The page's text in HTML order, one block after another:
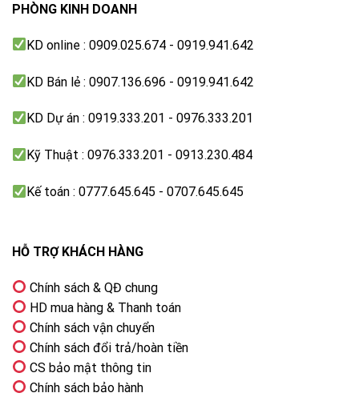
OTS Lite – Âm thanh chuyển động theo hình ảnh
dung
hợp. Nhờ đó lời thoại, nhạc nền và hiệu ứng được cân
Q-Symphony đồng bộ loa tivi và loa thanh
Công nghệ Q-Symphony cho phép tivi hoạt động
đồng thời với loa thanh Samsung để tạo nên hệ thống
âm thanh mạnh mẽ và đồng bộ hơn. Nhờ đó trải
PHÒNG KINH DOANH
KD online : 0909.025.674 - 0919.941.642
KD Bán lẻ : 0907.136.696 - 0919.941.642
KD Dự án : 0919.333.201 - 0976.333.201
Kỹ Thuật : 0976.333.201 - 0913.230.484
Kế toán : 0777.645.645 - 0707.645.645
HỖ TRỢ KHÁCH HÀNG
Chính sách & QĐ chung
HD mua hàng & Thanh toán
Chính sách vận chuyển
Chính sách đổi trả/hoàn tiền
CS bảo mật thông tin
Chính sách bảo hành